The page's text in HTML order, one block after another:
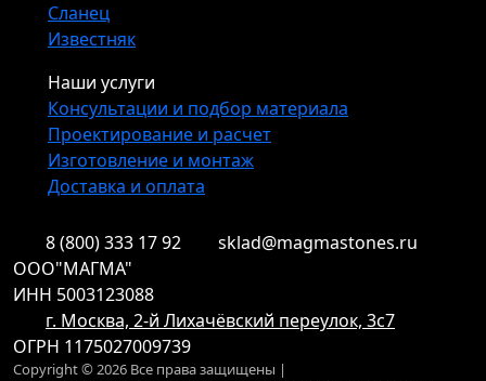
Сланец
Известняк
Наши услуги
Консультации и подбор материала
Проектирование и расчет
Изготовление и монтаж
Доставка и оплата
8 (800) 333 17 92
sklad@magmastones.ru
ООО"МАГМА"
ИНН 5003123088
г. Москва, 2-й Лихачёвский переулок, 3с7
ОГРН 1175027009739
Copyright © 2026 Все права защищены |